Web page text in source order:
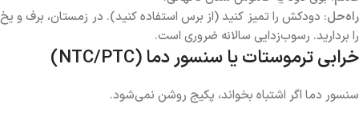
راه‌حل: دودکش را تمیز کنید (از برس استفاده کنید). در زمستان، برف و یخ
را بردارید. رسوب‌زدایی سالانه ضروری است.
خرابی ترموستات یا سنسور دما (NTC/PTC)
سنسور دما اگر اشتباه بخواند، پکیج روشن نمی‌شود.